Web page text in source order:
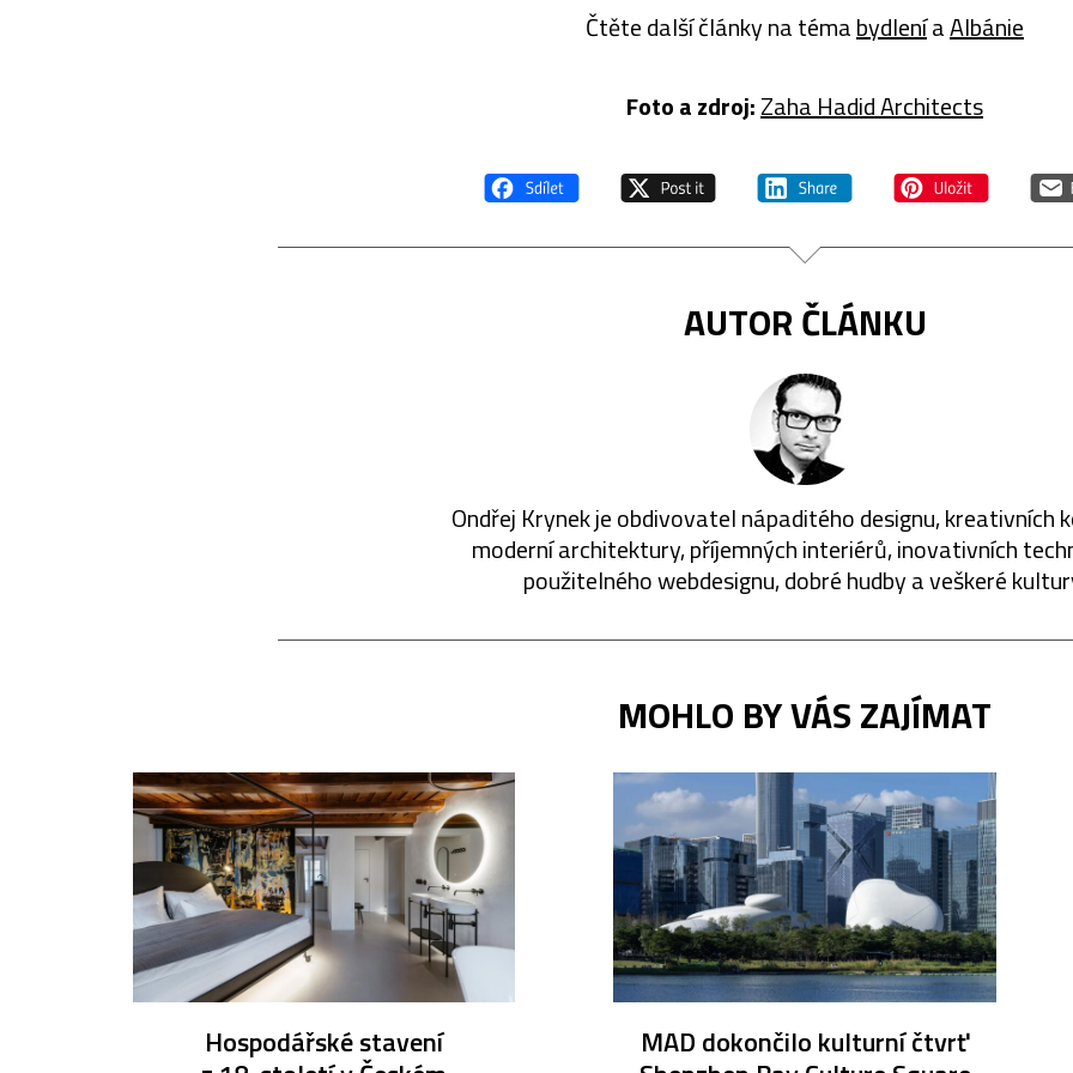
Čtěte další články na témabydleníaAlbánie
Foto a zdroj:Zaha Hadid Architects
AUTOR ČLÁNKU
Ondřej Krynek je obdivovatel nápaditého designu, kreativních
moderní architektury, příjemných interiérů, inovativních
použitelného webdesignu, dobré hudby a veškeré
MOHLO BY VÁS ZAJÍMAT
Hospodářské stavení MAD dokončilo kulturní čtvrť